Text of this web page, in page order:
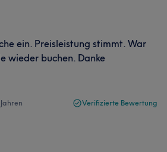
ein. Preisleistung stimmt. War
wieder buchen. Danke
Verifizierte Bewertung